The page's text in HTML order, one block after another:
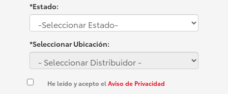
*Estado:
*Seleccionar Ubicación:
He leído y acepto elAviso de Privacidad